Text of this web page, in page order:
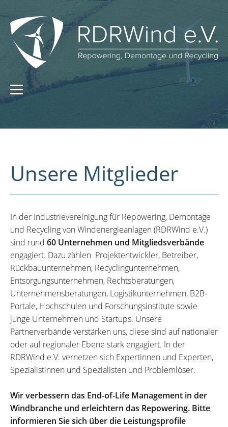
Unsere Mitglieder
In der Industrievereinigung für Repowering, Demontage
und Recycling von Windenergieanlagen (RDRWind e.V.)
sind rund 60 Unternehmen und Mitgliedsverbände
engagiert. Dazu zählen Projektentwickler, Betreiber,
Rückbauunternehmen, Recyclingunternehmen,
Entsorgungsunternehmen, Rechtsberatungen,
Unternehmensberatungen, Logistikunternehmen, B2B-
Portale, Hochschulen und Forschungsinstitute sowie
junge Unternehmen und Startups. Unsere
Partnerverbände verstärken uns, diese sind auf nationaler
oder auf regionaler Ebene stark engagiert. In der
RDRWind e.V. vernetzen sich Expertinnen und Experten,
Spezialistinnen und Spezialisten und Problemlöser.
Wir verbessern das End-of-Life Management in der
Windbranche und erleichtern das Repowering. Bitte
informieren Sie sich über die Leistungsprofile